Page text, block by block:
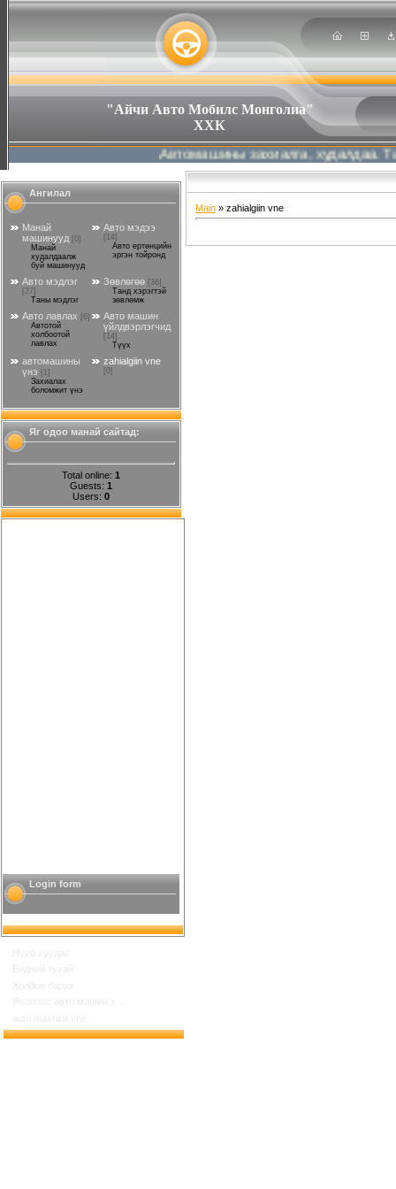
"Айчи Авто Мобилс Монголиа"
ХХК
Автомашины захиалга, худалдаа. Та
Ангилал
Манай
машинууд [0]
Манай
худалдаалж
буй машинууд
Авто мэдээ
[14]
Авто ертөнцийн
эргэн тойронд
Авто мэдлэг
[27]
Таны мэдлэг
Зөвлөгөө
[36]
Танд хэрэгтэй
зөвлөмж
Авто лавлах
[6]
Автотой
холбоотой
лавлах
Авто машин
үйлдвэрлэгчид
[14]
Түүх
автомашины
үнэ
[1]
Захиалах
боломжит үнэ
zahialgiin vne
[0]
Яг одоо манай сайтад:
Total online: 1
Guests: 1
Users: 0
Login form
Нүүр хуудас
Бидний тухай
Холбоо барих
Японоос авто машин з...
auto mashinii vne
Main » zahialgiin vne